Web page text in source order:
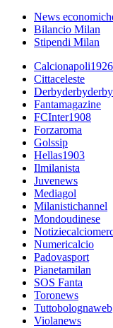
News
Bilancio Milan
Stipendi Milan
Calcionapoli1926
Cittaceleste
Derbyderbyderby
Fantamagazine
FCInter1908
Forzaroma
Golssip
Hellas1903
Ilmilanista
Juvenews
Mediagol
Milanistichannel
Mondoudinese
Numericalcio
Padovasport
Pianetamilan
SOS Fanta
Toronews
Tuttobolognaweb
Violanews